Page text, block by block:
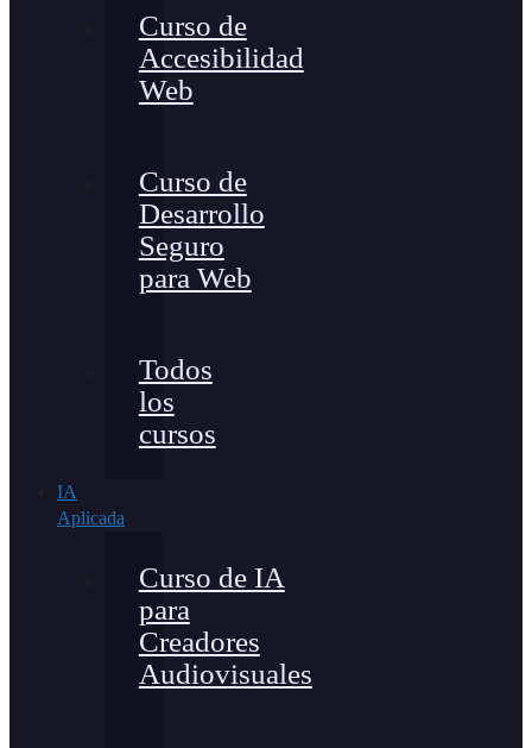
Curso de
Accesibilidad
Web
Curso de
Desarrollo
Seguro
para Web
Todos
los
cursos
IA
Aplicada
Curso de IA
para
Creadores
Audiovisuales